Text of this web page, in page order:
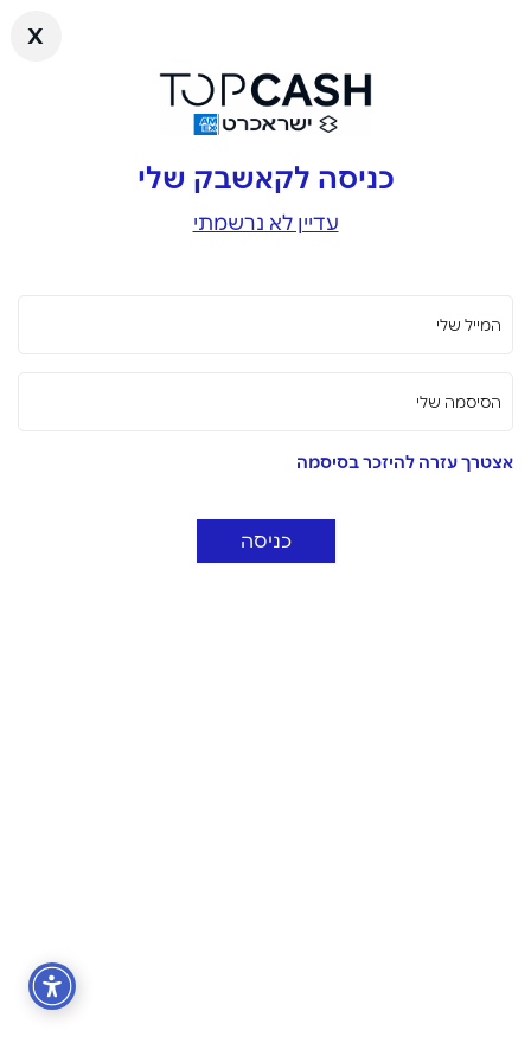
x
כניסה לקאשבק שלי
עדיין לא נרשמתי
המייל שלי
הסיסמה שלי
אצטרך עזרה להיזכר בסיסמה
כניסה